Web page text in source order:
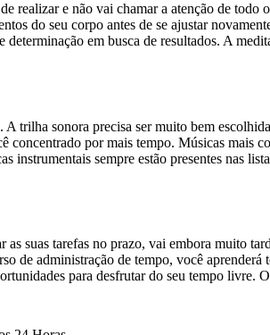
realizar e não vai chamar a atenção de todo
do seu corpo antes de se ajustar
em busca de resultados. A
trilha sonora precisa ser muito bem
por mais tempo. Músicas mais
instrumentais sempre estão presentes nas
suas tarefas no prazo, vai embora muito
de administração de tempo, você
para desfrutar do seu tempo livre.